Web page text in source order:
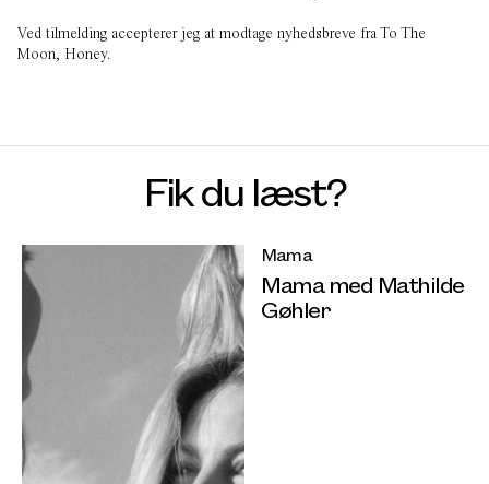
Ved tilmelding accepterer jeg at modtage nyhedsbreve fra To The
Moon, Honey.
Fik du læst?
Mama
Mama med Mathilde
Gøhler